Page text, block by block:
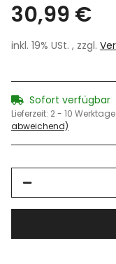
30,99 €
inkl. 19% USt. , zzgl.
Sofort verfügbar
Lieferzeit: 2 - 10 Werktage
abweichend)